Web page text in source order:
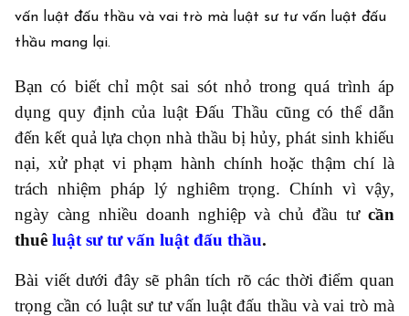
vấn luật đấu thầu và vai trò mà luật sư tư vấn luật đấu
thầu mang lại.
Bạn có biết chỉ một sai sót nhỏ trong quá trình áp
dụng quy định của luật Đấu Thầu cũng có thể dẫn
đến kết quả lựa chọn nhà thầu bị hủy, phát sinh khiếu
nại, xử phạt vi phạm hành chính hoặc thậm chí là
trách nhiệm pháp lý nghiêm trọng. Chính vì vậy,
ngày càng nhiều doanh nghiệp và chủ đầu tư cần
thuê luật sư tư vấn luật đấu thầu.
Bài viết dưới đây sẽ phân tích rõ các thời điểm quan
trọng cần có luật sư tư vấn luật đấu thầu và vai trò mà